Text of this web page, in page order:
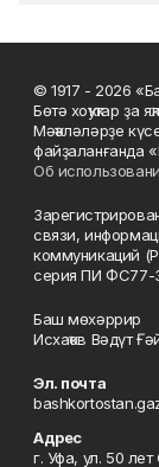
© 1917 - 2026
Бөтә хоҡуҡтар ҙа
Мәҡәләләрҙе
файҙаланғанда
Об
связи,
коммуникаций
серия ПИ ФС77-
Баш мөхәррир
Исхаҡов Вәдүт
Эл. почта
Адрес
г. Уфа, ул. 50